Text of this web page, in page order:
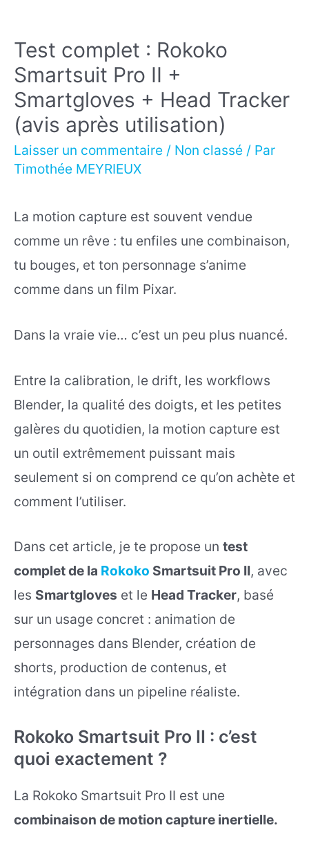
Test complet : Rokoko
Smartsuit Pro II +
Smartgloves + Head Tracker
(avis après utilisation)
Laisser un commentaire / Non classé / Par
Timothée MEYRIEUX
La motion capture est souvent vendue
comme un rêve : tu enfiles une combinaison,
tu bouges, et ton personnage s’anime
comme dans un film Pixar.
Dans la vraie vie… c’est un peu plus nuancé.
Entre la calibration, le drift, les workflows
Blender, la qualité des doigts, et les petites
galères du quotidien, la motion capture est
un outil extrêmement puissant mais
seulement si on comprend ce qu’on achète et
comment l’utiliser.
Dans cet article, je te propose un test
complet de la Rokoko Smartsuit Pro II, avec
les Smartgloves et le Head Tracker, basé
sur un usage concret : animation de
personnages dans Blender, création de
shorts, production de contenus, et
intégration dans un pipeline réaliste.
Rokoko Smartsuit Pro II : c’est
quoi exactement ?
La Rokoko Smartsuit Pro II est une
combinaison de motion capture inertielle.